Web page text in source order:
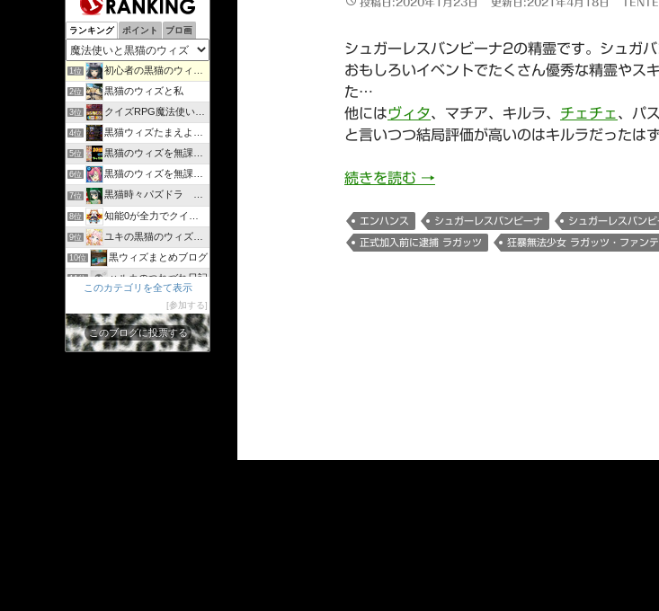
シュガーレスバンビーナ2の精霊です。シュガバ
おもしろいイベントでたくさん優秀な精霊やス
た…
他にはヴィタ、マチア、キルラ、 チェチェ 、パ
と言いつつ結局評価が高いのはキルラだったはず
続きを読む 888日目 狂暴無法少女 ラガッツ・
→
エンハンス シュガーレスバンビーナ シュガーレスバン
正式加入前に逮捕 ラガッツ 狂暴無法少女 ラガッツ・ファンテ
ランキング ポイント ブロ画
1位 初心者の黒猫のウィズ攻略日記 | のんびりマイペースで攻略…
2位 黒猫のウィズと私
3位 クイズRPG魔法使いと黒猫のウィズを遊んで知識を増やそう
4位 黒猫ウィズたまえよディートリヒプレイ日記
5位 黒猫のウィズを無課金で攻略してみる
6位 黒猫のウィズを無課金でまったりと。
7位 黒猫時々パズドラ ラノベ好きが綴るゲームブログ
8位 知能0が全力でクイズゲーム
9位 ユキの黒猫のウィズまったり日記 〜黒ウィズプレイ日記ブログ〜
10位 黒ウィズまとめブログ
11位 ハルカのつれづれ日記
13位 ジャスたいむ
14位 30過ぎてもゲーム好き
このカテゴリを全て表示
参加する
このブログに投票する